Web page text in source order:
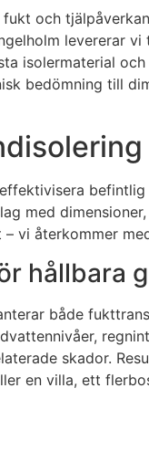
och
levererar
isolermaterial
bedömning till
med
vi återkommer
hållbara
både
skador.
en villa, ett